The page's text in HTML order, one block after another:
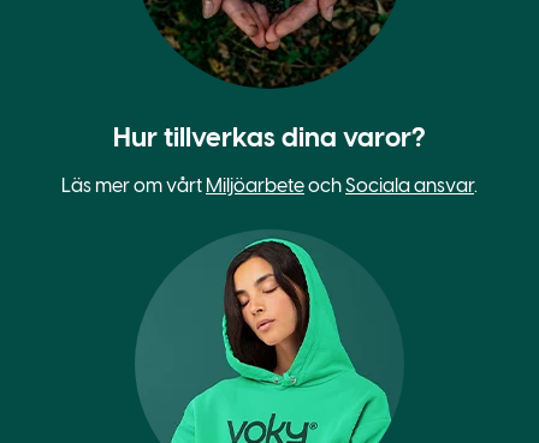
Hur tillverkas dina varor?
Läs mer om vårt MiljöarbeteochSociala ansvar.